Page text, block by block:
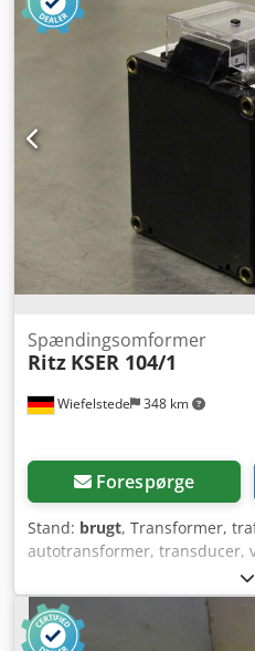
Wiefelstede 348 km
Spændingsomformer
Ritz KSER 104/1
Forespørge
Stand: brugt, Transformer,
autotransformer, transducer,
transformer Codef H Hy Hepfx
spændingstransformer - Type:
Antal: 2 stk. - Dimensioner:
kg/stk.